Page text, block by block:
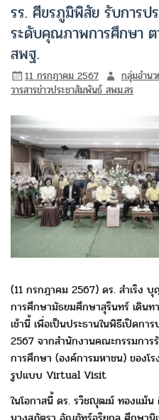
รร. ศีขรภูมิพิสัย รับการป
ระดับคุณภาพการศึกษา ต
สพฐ.
11 กรกฎาคม 2567 กลุ่มอำน
วารสารข่าวประชาสัมพันธ์ สพม.สร
(11 กรกฎาคม 2567) ดร. สำเริง บุ
การศึกษามัธยมศึกษาสุรินทร์ เดินท
เช้านี้ เพื่อเป็นประธานในพิธีเปิดก
2567 จากสำนักงานคณะกรรมการ
การศึกษา (องค์การมหาชน) ของโร
รูปแบบ Virtual Visit
ในโอกาสนี้ ดร. รวิชญุฒม์ ทองแม้